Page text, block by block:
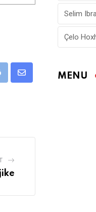
Share
Selim
Çelo
MENU